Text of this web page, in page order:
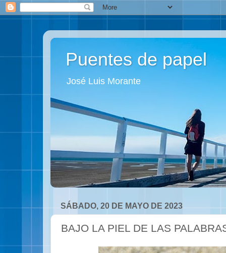
Puentes de papel
José Luis Morante
SÁBADO, 20 DE MAYO DE 2023
BAJO LA PIEL DE LAS